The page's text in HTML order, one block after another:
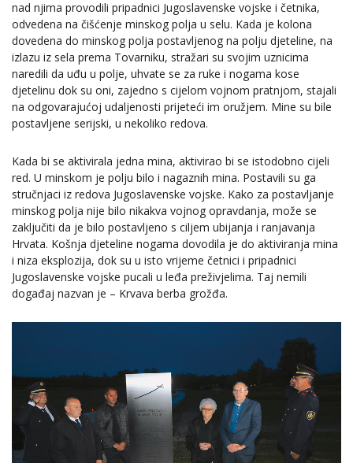
nad njima provodili pripadnici Jugoslavenske vojske i četnika,
odvedena na čišćenje minskog polja u selu. Kada je kolona
dovedena do minskog polja postavljenog na polju djeteline, na
izlazu iz sela prema Tovarniku, stražari su svojim uznicima
naredili da uđu u polje, uhvate se za ruke i nogama kose
djetelinu dok su oni, zajedno s cijelom vojnom pratnjom, stajali
na odgovarajućoj udaljenosti prijeteći im oružjem. Mine su bile
postavljene serijski, u nekoliko redova.
Kada bi se aktivirala jedna mina, aktivirao bi se istodobno cijeli
red. U minskom je polju bilo i nagaznih mina. Postavili su ga
stručnjaci iz redova Jugoslavenske vojske. Kako za postavljanje
minskog polja nije bilo nikakva vojnog opravdanja, može se
zaključiti da je bilo postavljeno s ciljem ubijanja i ranjavanja
Hrvata. Košnja djeteline nogama dovodila je do aktiviranja mina
i niza eksplozija, dok su u isto vrijeme četnici i pripadnici
Jugoslavenske vojske pucali u leđa preživjelima. Taj nemili
događaj nazvan je – Krvava berba grožđa.